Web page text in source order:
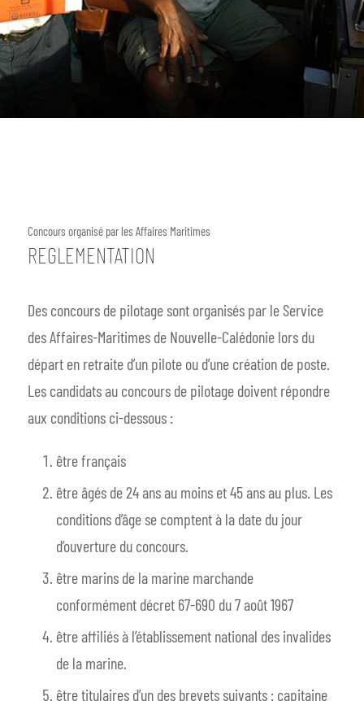
Concours organisé par les Affaires Maritimes
REGLEMENTATION
Des concours de pilotage sont organisés par le Service
des Affaires-Maritimes de Nouvelle-Calédonie lors du
départ en retraite d’un pilote ou d’une création de poste.
Les candidats au concours de pilotage doivent répondre
aux conditions ci-dessous :
être français
être âgés de 24 ans au moins et 45 ans au plus. Les
conditions d’âge se comptent à la date du jour
d’ouverture du concours.
être marins de la marine marchande
conformément décret 67-690 du 7 août 1967
être affiliés à l’établissement national des invalides
de la marine.
être titulaires d’un des brevets suivants : capitaine